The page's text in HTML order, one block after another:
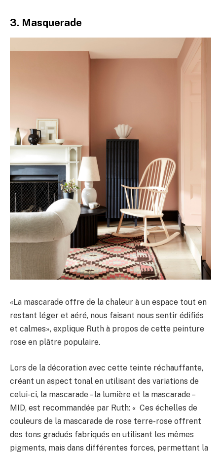
3. Masquerade
«La mascarade offre de la chaleur à un espace tout en
restant léger et aéré, nous faisant nous sentir édifiés
et calmes», explique Ruth à propos de cette peinture
rose en plâtre populaire.
Lors de la décoration avec cette teinte réchauffante,
créant un aspect tonal en utilisant des variations de
celui-ci, la mascarade – la lumière et la mascarade –
MID, est recommandée par Ruth: « Ces échelles de
couleurs de la mascarade de rose terre-rose offrent
des tons gradués fabriqués en utilisant les mêmes
pigments, mais dans différentes forces, permettant la